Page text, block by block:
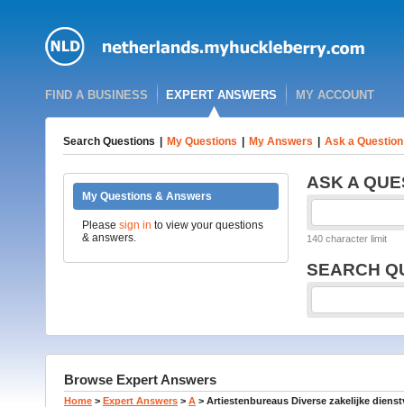
FIND A BUSINESS EXPERT ANSWERS MY ACCOUNT
Search Questions My Questions My Answers Ask a Question
My Questions & Answers
Please sign in to view your questions
& answers.
ASK A
140 character limit
SEARCH
Browse Expert Answers
Home > Expert Answers > A > Artiestenbureaus Diverse zakelijke